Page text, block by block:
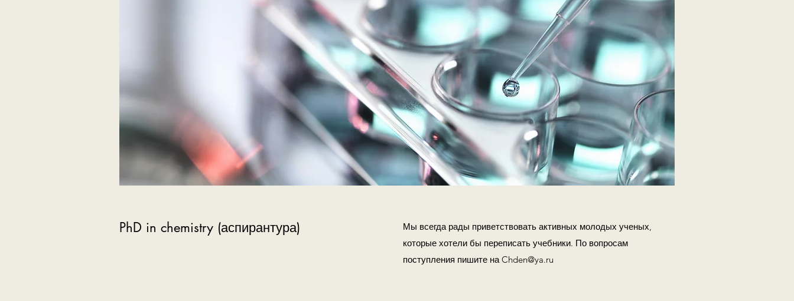
PhD in chemistry (аспирантура)
Мы всегда рады приветствовать активных молодых ученых,
которые хотели бы переписать учебники. По вопросам
поступления пишите наChden@ya.ru